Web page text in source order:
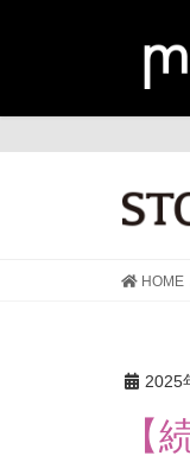
HOME
2025
【続】35歳で7歳年下のイ